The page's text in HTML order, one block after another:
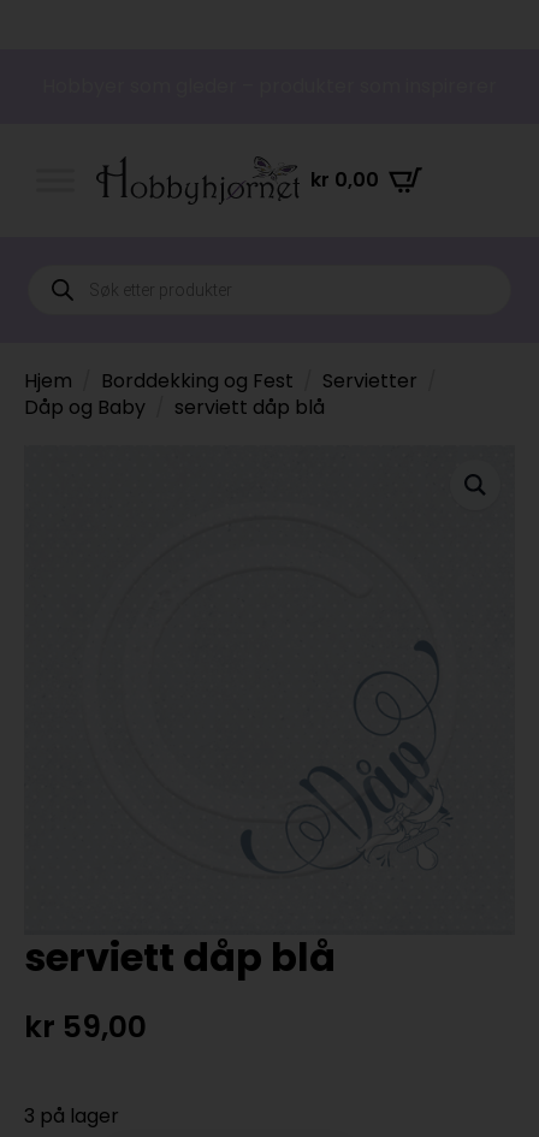
kr 0,00
Products
search
Hjem Borddekking og Fest
Servietter
Dåp og Baby
serviett dåp blå
serviett dåp blå
kr 59,00
3 på lager